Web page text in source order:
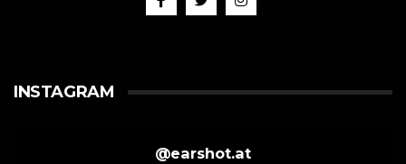
INSTAGRAM
@earshot.at